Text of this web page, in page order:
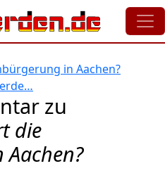
in Aachen?
zu
die